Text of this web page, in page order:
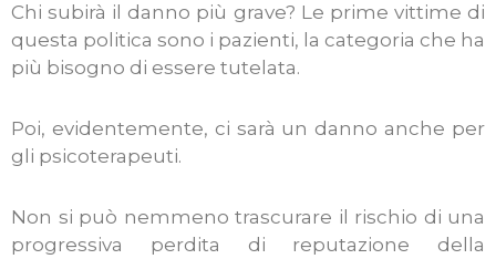
Chi subirà il danno più grave? Le prime vittime di
questa politica sono i pazienti, la categoria che ha
più bisogno di essere tutelata.
Poi, evidentemente, ci sarà un danno anche per
gli psicoterapeuti.
Non si può nemmeno trascurare il rischio di una
progressiva perdita di reputazione della